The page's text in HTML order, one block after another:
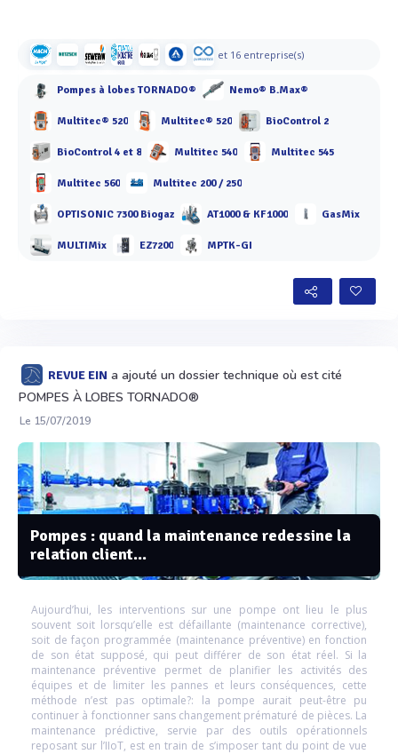
et 16 entreprise(s)
Pompes à lobes TORNADO® Nemo® B.Max®
Multitec® 520 Multitec® 520 BioControl 2
BioControl 4 et 8 Multitec 540 Multitec 545
Multitec 560 Multitec 200 / 250
OPTISONIC 7300 Biogaz AT1000 & KF1000 GasMix
MULTIMix EZ7200 MPTK-GI
REVUE EIN a ajouté un dossier technique où est cité
POMPES À LOBES TORNADO®
Le 15/07/2019
Pompes : quand la maintenance redessine la
relation client...
Aujourd’hui, les interventions sur une pompe ont lieu le plus
souvent soit lorsqu’elle est défaillante (maintenance corrective),
soit de façon programmée (maintenance préventive) en fonction
de son état supposé, qui peut différer de son état réel. Si la
maintenance préventive permet de planifier les activités des
équipes et de limiter les pannes et leurs conséquences, cette
méthode n’est pas optimale?: la pompe aurait peut-être pu
continuer à fonctionner sans changement prématuré de pièces. La
maintenance prédictive, servie par des outils opérationnels
reposant sur l’IIoT, est en train de s’imposer tant du point de vue